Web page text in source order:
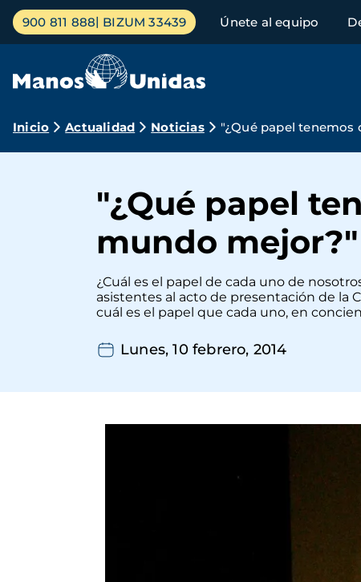
Pasar
contenido
Menú
principal
900 811 888 BIZUM 33439 Únete al equipo
Ruta
navegación
Inicio Actualidad Noticias "¿Qué papel
"¿Qué papel
mundo mejor?"
¿Cuál es el papel de cada uno de
asistentes al acto de presentación de la
cuál es el papel que cada uno, en
Lunes, 10 febrero, 2014